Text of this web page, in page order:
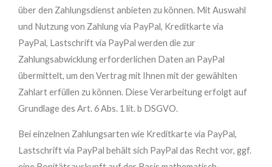
über den Zahlungsdienst anbieten zu können. Mit Auswahl
und Nutzung von Zahlung via PayPal, Kreditkarte via
PayPal, Lastschrift via PayPal werden die zur
Zahlungsabwicklung erforderlichen Daten an PayPal
übermittelt, um den Vertrag mit Ihnen mit der gewählten
Zahlart erfüllen zu können. Diese Verarbeitung erfolgt auf
Grundlage des Art. 6 Abs. 1 lit. b DSGVO.
Bei einzelnen Zahlungsarten wie Kreditkarte via PayPal,
Lastschrift via PayPal behält sich PayPal das Recht vor, ggf.